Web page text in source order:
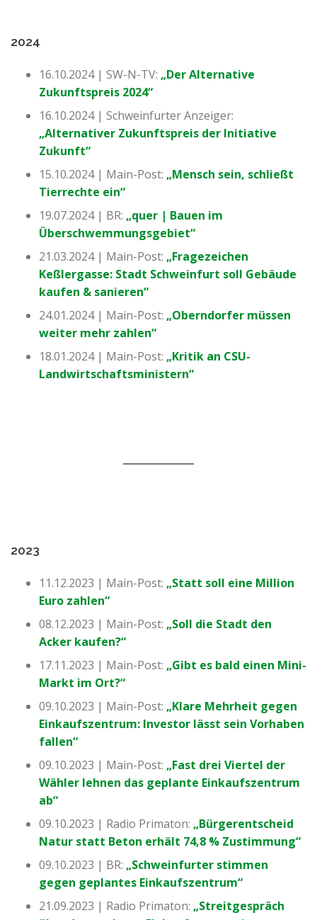
2024
16.10.2024 | SW-N-TV: „Der Alternative
Zukunftspreis 2024“
16.10.2024 | Schweinfurter Anzeiger:
„Alternativer Zukunftspreis der Initiative
Zukunft“
15.10.2024 | Main-Post: „Mensch sein, schließt
Tierrechte ein“
19.07.2024 | BR: „quer | Bauen im
Überschwemmungsgebiet“
21.03.2024 | Main-Post: „Fragezeichen
Keßlergasse: Stadt Schweinfurt soll Gebäude
kaufen & sanieren“
24.01.2024 | Main-Post: „Oberndorfer müssen
weiter mehr zahlen“
18.01.2024 | Main-Post: „Kritik an CSU-
Landwirtschaftsministern“
2023
11.12.2023 | Main-Post: „Statt soll eine Million
Euro zahlen“
08.12.2023 | Main-Post: „Soll die Stadt den
Acker kaufen?“
17.11.2023 | Main-Post: „Gibt es bald einen Mini-
Markt im Ort?“
09.10.2023 | Main-Post: „Klare Mehrheit gegen
Einkaufszentrum: Investor lässt sein Vorhaben
fallen“
09.10.2023 | Main-Post: „Fast drei Viertel der
Wähler lehnen das geplante Einkaufszentrum
ab“
09.10.2023 | Radio Primaton: „Bürgerentscheid
Natur statt Beton erhält 74,8 % Zustimmung“
09.10.2023 | BR: „Schweinfurter stimmen
gegen geplantes Einkaufszentrum“
21.09.2023 | Radio Primaton: „Streitgespräch